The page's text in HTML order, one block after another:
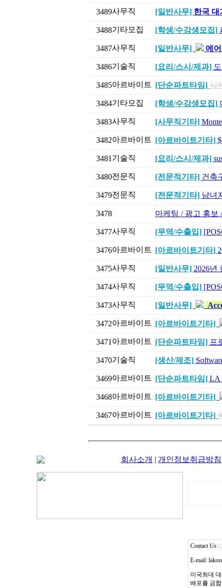
3489사무직 [일반사무] 한국 대
3488기타모집 [학생/수강생모집]
3487사무직 [일반사무] 에
3486기술직 [요리/스시/제과]
3485아르바이트 [단순파트타임] 삭
3484기타모집 [학생/수강생모집]
3483사무직 [사무직기타]
3482아르바이트 [아르바이트기타]
3481 기술직 [요리/스시/제과]
3480전문직 [전문적기타] 건축
3479전문직 [전문적기타] 남녀
3478 마케팅 / 광고 홍보
3477사무직 [무역/수출입]
3476아르바이트 [아르바이트기타]
3475사무직 [일반사무] 2026년
3474사무직 [무역/수출입]
3473사무직 [일반사무]
3472아르바이트 [아르바이트기타]
3471 아르바이트 [단순파트타임] 프
3470기술직 [생산/제조]
3469아르바이트 [단순파트타임] LA
3468아르바이트 [아르바이트기타]
3467아르바이트 [아르바이트기타]
회사소개 | 개인정보취급방침
Contact Us
E-mail:
미국최대
배포를 금